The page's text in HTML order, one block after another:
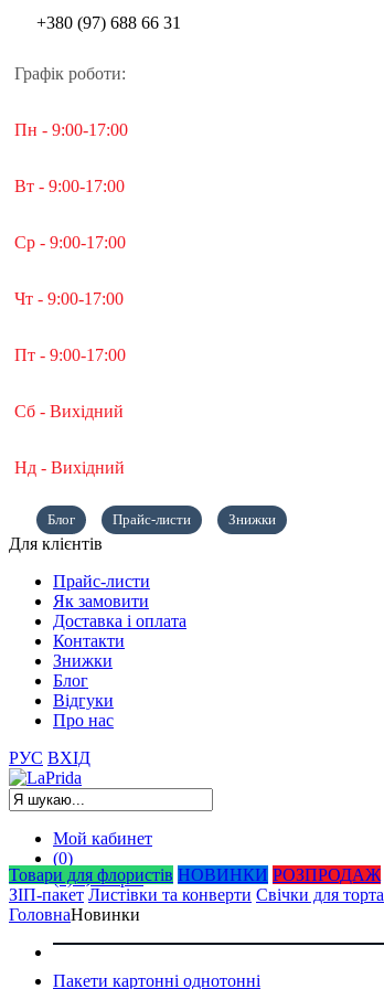
+380 (97) 688 66 31
Графік роботи:
Пн - 9:00-17:00
Вт - 9:00-17:00
Ср - 9:00-17:00
Чт - 9:00-17:00
Пт - 9:00-17:00
Сб - Вихідний
Нд - Вихідний
Блог Прайс-листи Знижки
Для клієнтів
Прайс-листи
Як замовити
Доставка і оплата
Контакти
Знижки
Блог
Відгуки
Про нас
РУС ВХІД
Мой кабинет
(0)
(0) 0,00грн.
Товари для флористів НОВИНКИ РОЗПРОДАЖ
ЗІП-пакет Листівки та конверти Свічки для торта
ГоловнаНовинки
Пакети картонні однотонні